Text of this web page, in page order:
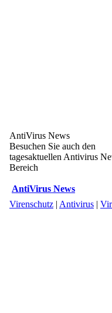
AntiVirus News
Besuchen Sie auch den
tagesaktuellen Antivirus
Bereich
AntiVirus News
Virenschutz | Antivirus |